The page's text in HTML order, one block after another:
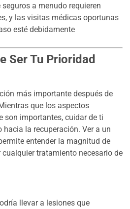
a menudo requieren
y las visitas médicas oportunas
esté debidamente
Ser Tu Prioridad
más importante después de
que los aspectos
son importantes, cuidar de ti
la recuperación. Ver a un
entender la magnitud de
tratamiento necesario de
llevar a lesiones que